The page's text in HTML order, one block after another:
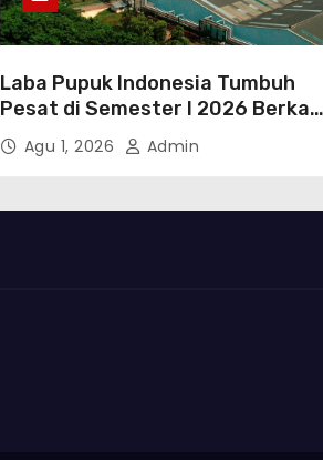
Laba Pupuk Indonesia Tumbuh
Pesat di Semester I 2026 Berkah
Transformasi Danantara
Agu 1, 2026 Admin